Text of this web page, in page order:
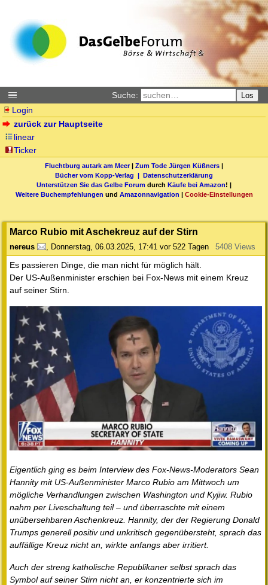
Suche: Los
Login
zurück zur Hauptseite
linear
Ticker
Fluchtburg autark am Meer| Zum Tode Jürgen Küßners |
Bücher vom Kopp-Verlag | Datenschutzerklärung
Unterstützen Sie das Gelbe Forum durch Käufe bei Amazon! |
Weitere Buchempfehlungen und Amazonnavigation | Cookie-Einstellungen
Marco Rubio mit Aschekreuz auf der Stirn
nereus , Donnerstag, 06.03.2025, 17:41 vor 522 Tagen 5408 Views
Es passieren Dinge, die man nicht für möglich hält.
Der US-Außenminister erschien bei Fox-News mit einem Kreuz
auf seiner Stirn.
Eigentlich ging es beim Interview des Fox-News-Moderators Sean
Hannity mit US-Außenminister Marco Rubio am Mittwoch um
mögliche Verhandlungen zwischen Washington und Kyjiw. Rubio
nahm per Liveschaltung teil – und überraschte mit einem
unübersehbaren Aschenkreuz. Hannity, der der Regierung Donald
Trumps generell positiv und unkritisch gegenübersteht, sprach das
auffällige Kreuz nicht an, wirkte anfangs aber irritiert.
Auch der streng katholische Republikaner selbst sprach das
Symbol auf seiner Stirn nicht an, er konzentrierte sich im